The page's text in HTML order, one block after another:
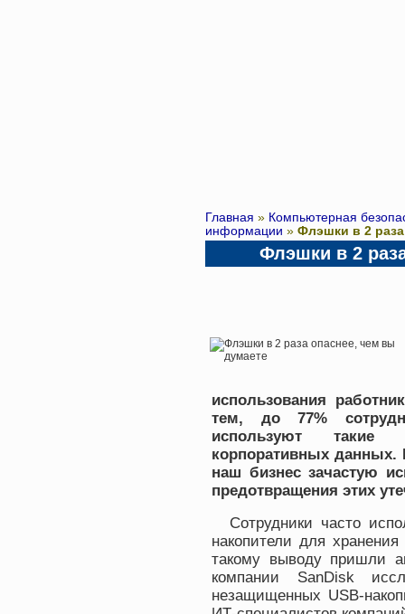
Главная » Компьютерная
информации » Флэшки в 2
Флэшки в 2
использования
тем, до 77%
используют такие
корпоративных данных.
наш бизнес зачастую
предотвращения этих
Сотрудники часто
накопители для
такому выводу пришли
компании SanDisk
незащищенных USB-